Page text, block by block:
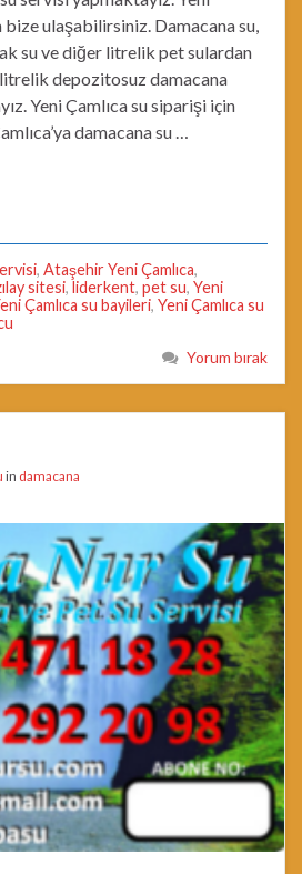
bize ulaşabilirsiniz. Damacana su,
su ve diğer litrelik pet sulardan
depozitosuz damacana
Yeni Çamlıca su siparişi için
damacana su …
, Ataşehir Yeni Çamlıca,
sitesi, liderkent, pet su, Yeni
Çamlıca su bayileri, Yeni Çamlıca su
Yorum bırak
in damacana